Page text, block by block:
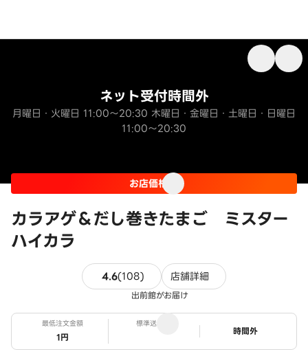
カラアゲ＆だし巻きたまご ミスター
ハイカラ
ネット受付時間外
月曜日・火曜日 11:00～20:30 木曜日・金曜日・土曜日・日曜日
11:00～20:30
お店価格
4.6(108) 108件のレビュー
店舗詳細
出前館がお届け
最低注文金額
1円
標準送料
ステータス
時間外